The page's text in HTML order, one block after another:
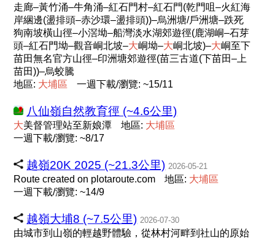
走廊–黃竹涌–牛角涌–紅石門村–紅石門(乾門咀–火紅海
岸綑邊(盪排頭–赤沙環–盪排頭))–烏洲塘/戶洲塘–跌死
狗南坡橫山徑–小滘坳–船灣淡水湖郊遊徑(鹿湖峒–石芽
頭–紅石門坳–觀音峒北坡–大峒坳–大峒北坡)–大峒至下
苗田無名官方山徑–印洲塘郊遊徑(苗三古道(下苗田–上
苗田))–烏蛟騰
地區: 大埔區 一週下載/瀏覽: ~15/11
八仙嶺自然教育徑 (~4.6公里)
大美督管理站至新娘潭 地區: 大埔區
一週下載/瀏覽: ~8/17
越嶺20K 2025 (~21.3公里) 2026-05-21
Route created on plotaroute.com 地區: 大埔區
一週下載/瀏覽: ~14/9
越嶺大埔8 (~7.5公里) 2026-07-30
由城市到山嶺的輕越野體驗，從林村河畔到社山的原始